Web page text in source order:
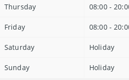
Thursday 08:00 -
Friday 08:00 -
Saturday Holiday
Sunday Holiday